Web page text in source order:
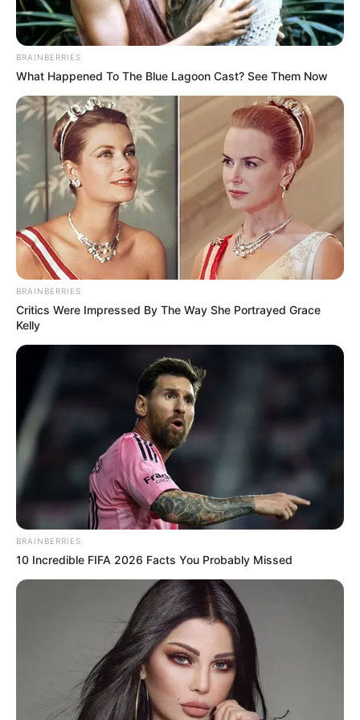
ΣΟΚ: Γυναίκα έπεσε από την υψηλή γέφυρα
Χαλκίδας
Ακολουθήστε το evianews.com στοGoogle
News
ΤΑ ΠΙΟ ΔΗΜΟΦΙΛΗ
BRAINBERRIES
What Happened To The Blue Lagoon Cast? See Them Now
BRAINBERRIES
Critics Were Impressed By The Way She Portrayed Grace
Kelly
BRAINBERRIES
10 Incredible FIFA 2026 Facts You Probably Missed